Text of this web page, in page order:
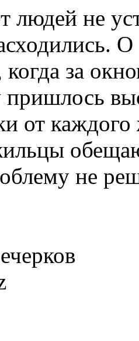
людей не
О
когда за
пришлось
от
не